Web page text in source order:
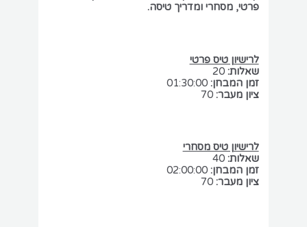
פרטי, מסחרי ומדריך טיסה.
לרישיון טיס פרטי
שאלות:20
זמן המבחן:01:30:00
ציון מעבר:70
לרישיון טיס מסחרי
שאלות:40
זמן המבחן:02:00:00
ציון מעבר:70